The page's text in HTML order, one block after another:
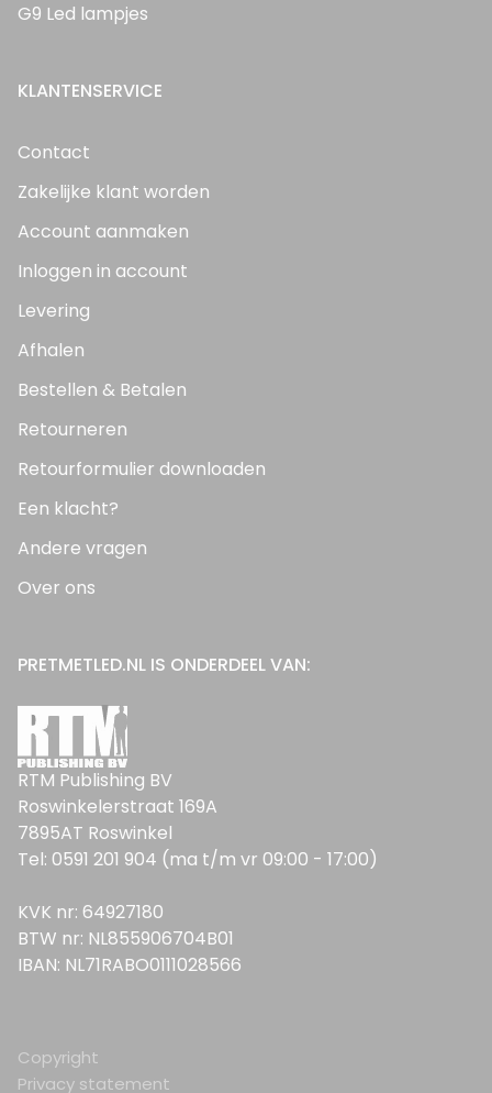
G9 Led lampjes
KLANTENSERVICE
Contact
Zakelijke klant worden
Account aanmaken
Inloggen in account
Levering
Afhalen
Bestellen & Betalen
Retourneren
Retourformulier downloaden
Een klacht?
Andere vragen
Over ons
PRETMETLED.NL IS ONDERDEEL VAN:
RTM Publishing BV
Roswinkelerstraat 169A
7895AT Roswinkel
Tel: 0591 201 904 (ma t/m vr 09:00 - 17:00)
KVK nr: 64927180
BTW nr: NL855906704B01
IBAN: NL71RABO0111028566
Copyright
Privacy statement